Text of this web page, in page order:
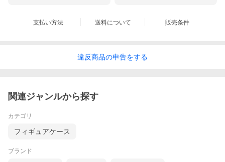
支払い方法 送料について 販売条件
違反商品の申告をする
関連ジャンルから探す
カテゴリ
フィギュアケース
ブランド